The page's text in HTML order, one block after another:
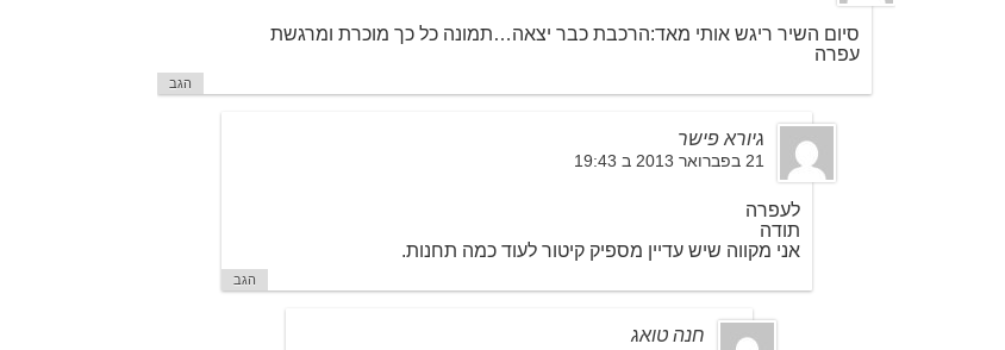
סיום השיר ריגש אותי מאד:הרכבת כבר יצאה…תמונה כל כך מוכרת ומרגשת
עפרה
הגב
גיורא פישר
21 בפברואר 2013 ב 19:43
לעפרה
תודה
אני מקווה שיש עדיין מספיק קיטור לעוד כמה תחנות.
הגב
חנה טואג